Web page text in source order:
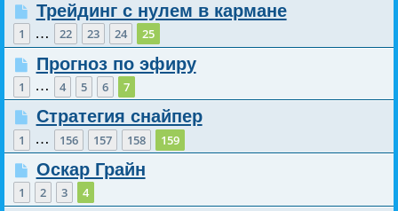
Трейдинг с нулем в кармане
1 … 22 23 24 25
Прогноз по эфиру
1 … 4 5 6 7
Стратегия снайпер
1 … 156 157 158 159
Оскар Грайн
1 2 3 4